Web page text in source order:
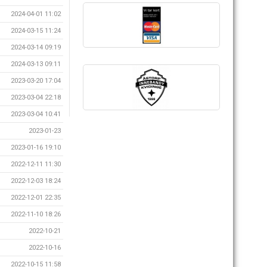
2024-04-01 11:02
2024-03-15 11:24
2024-03-14 09:19
2024-03-13 09:11
2023-03-20 17:04
2023-03-04 22:18
2023-03-04 10:41
2023-01-23
2023-01-16 19:10
2022-12-11 11:30
2022-12-03 18:24
2022-12-01 22:35
2022-11-10 18:26
2022-10-21
2022-10-16
2022-10-15 11:58